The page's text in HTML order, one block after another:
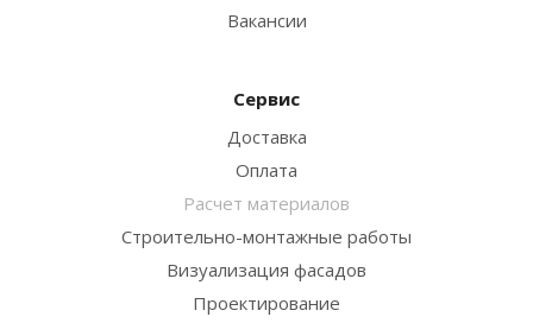
Вакансии
Сервис
Доставка
Оплата
Расчет материалов
Строительно-монтажные работы
Визуализация фасадов
Проектирование